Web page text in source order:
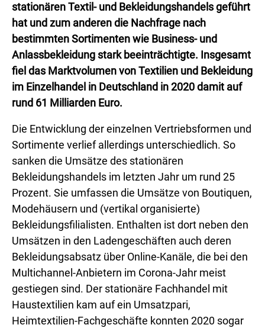
stationären Textil- und Bekleidungshandels geführt
hat und zum anderen die Nachfrage nach
bestimmten Sortimenten wie Business- und
Anlassbekleidung stark beeinträchtigte. Insgesamt
fiel das Marktvolumen von Textilien und Bekleidung
im Einzelhandel in Deutschland in 2020 damit auf
rund 61 Milliarden Euro.
Die Entwicklung der einzelnen Vertriebsformen und
Sortimente verlief allerdings unterschiedlich. So
sanken die Umsätze des stationären
Bekleidungshandels im letzten Jahr um rund 25
Prozent. Sie umfassen die Umsätze von Boutiquen,
Modehäusern und (vertikal organisierte)
Bekleidungsfilialisten. Enthalten ist dort neben den
Umsätzen in den Ladengeschäften auch deren
Bekleidungsabsatz über Online-Kanäle, die bei den
Multichannel-Anbietern im Corona-Jahr meist
gestiegen sind. Der stationäre Fachhandel mit
Haustextilien kam auf ein Umsatzpari,
Heimtextilien-Fachgeschäfte konnten 2020 sogar